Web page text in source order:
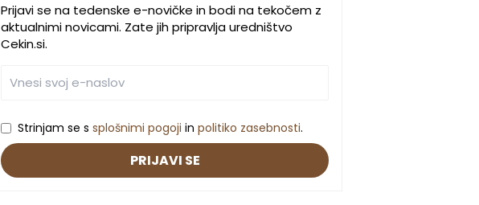
Prijavi se na tedenske e-novičke in bodi na tekočem z
aktualnimi novicami. Zate jih pripravlja uredništvo
Cekin.si.
Strinjam se s splošnimi pogoji in politiko zasebnosti.
PRIJAVI SE